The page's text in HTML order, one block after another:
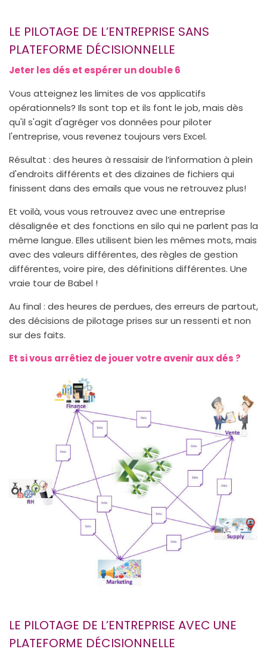
LE PILOTAGE DE L’ENTREPRISE SANS
PLATEFORME DÉCISIONNELLE
Jeter les dés et espérer un double 6
Vous atteignez les limites de vos applicatifs
opérationnels? Ils sont top et ils font le job, mais dès
qu'il s'agit d'agréger vos données pour piloter
l'entreprise, vous revenez toujours vers Excel.
Résultat : des heures à ressaisir de l’information à plein
d'endroits différents et des dizaines de fichiers qui
finissent dans des emails que vous ne retrouvez plus!
Et voilà, vous vous retrouvez avec une entreprise
désalignée et des fonctions en silo qui ne parlent pas la
même langue. Elles utilisent bien les mêmes mots, mais
avec des valeurs différentes, des règles de gestion
différentes, voire pire, des définitions différentes. Une
vraie tour de Babel !
Au final : des heures de perdues, des erreurs de partout,
des décisions de pilotage prises sur un ressenti et non
sur des faits.
Et si vous arrêtiez de jouer votre avenir aux dés ?
LE PILOTAGE DE L’ENTREPRISE AVEC UNE
PLATEFORME DÉCISIONNELLE